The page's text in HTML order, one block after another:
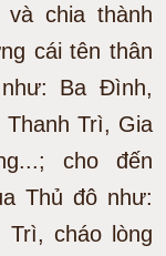
chia thành
cái tên thân
Ba Ðình,
Trì, Gia
cho đến
Thủ đô như:
Trì, cháo lòng